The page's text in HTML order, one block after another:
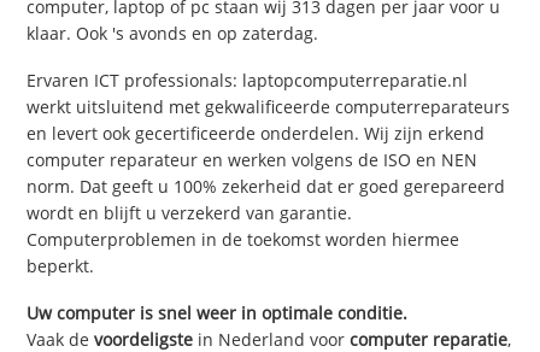
computer, laptop of pc staan wij 313 dagen per jaar voor u
klaar. Ook 's avonds en op zaterdag.
Ervaren ICT professionals: laptopcomputerreparatie.nl
werkt uitsluitend met gekwalificeerde computerreparateurs
en levert ook gecertificeerde onderdelen. Wij zijn erkend
computer reparateur en werken volgens de ISO en NEN
norm. Dat geeft u 100% zekerheid dat er goed gerepareerd
wordt en blijft u verzekerd van garantie.
Computerproblemen in de toekomst worden hiermee
beperkt.
Uw computer is snel weer in optimale conditie.
Vaak devoordeligste in Nederland voorcomputer reparatie,